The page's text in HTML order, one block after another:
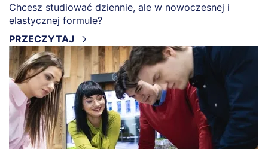
Chcesz studiować dziennie, ale w nowoczesnej i
elastycznej formule?
PRZECZYTAJ